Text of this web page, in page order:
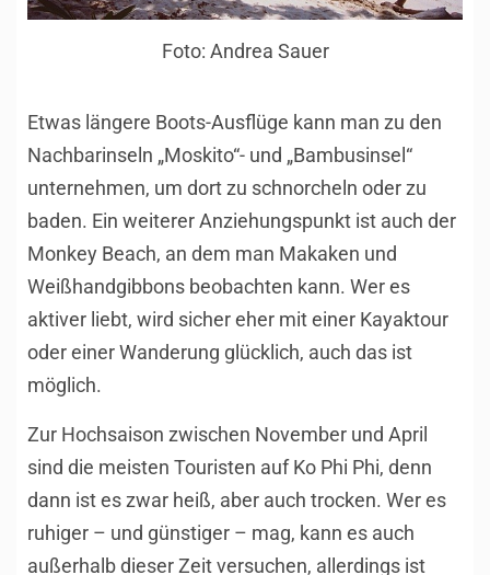
Foto: Andrea Sauer
Etwas längere Boots-Ausflüge kann man zu den
Nachbarinseln „Moskito“- und „Bambusinsel“
unternehmen, um dort zu schnorcheln oder zu
baden. Ein weiterer Anziehungspunkt ist auch der
Monkey Beach, an dem man Makaken und
Weißhandgibbons beobachten kann. Wer es
aktiver liebt, wird sicher eher mit einer Kayaktour
oder einer Wanderung glücklich, auch das ist
möglich.
Zur Hochsaison zwischen November und April
sind die meisten Touristen auf Ko Phi Phi, denn
dann ist es zwar heiß, aber auch trocken. Wer es
ruhiger – und günstiger – mag, kann es auch
außerhalb dieser Zeit versuchen, allerdings ist